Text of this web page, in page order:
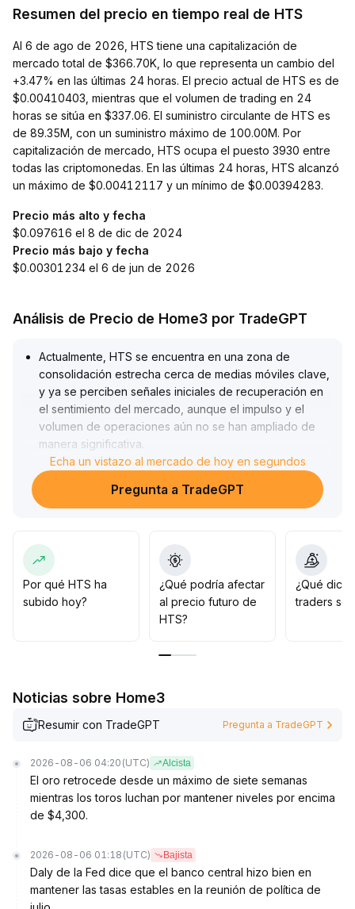
Resumen del precio en tiempo real de HTS
Al 6 de ago de 2026, HTS tiene una capitalización de
mercado total de $366.70K, lo que representa un cambio del
+3.47% en las últimas 24 horas. El precio actual de HTS es de
$0.00410403, mientras que el volumen de trading en 24
horas se sitúa en $337.06. El suministro circulante de HTS es
de 89.35M, con un suministro máximo de 100.00M. Por
capitalización de mercado, HTS ocupa el puesto 3930 entre
todas las criptomonedas. En las últimas 24 horas, HTS alcanzó
un máximo de $0.00412117 y un mínimo de $0.00394283.
Precio más alto y fecha
$0.097616 el 8 de dic de 2024
Precio más bajo y fecha
$0.00301234 el 6 de jun de 2026
Análisis de Precio de Home3 por TradeGPT
Actualmente, HTS se encuentra en una zona de
consolidación estrecha cerca de medias móviles clave,
y ya se perciben señales iniciales de recuperación en
el sentimiento del mercado, aunque el impulso y el
volumen de operaciones aún no se han ampliado de
manera significativa
En el corto plazo, conviene prestar atención al soporte
y la resistencia en el rango de 1
pero antes de que el impulso alcista esté plenamente
confirmado se recomienda mantener posiciones ligeras
y controlar estrictamente el riesgo de retroceso
La estrategia enfatiza seguir la tendencia y realizar
ajustes dinámicos, evitando compras en máximos y
el volumen y el sentimiento del mercado
Echa un vistazo al mercado de hoy en segundos
Pregunta a TradeGPT
Por qué HTS ha
subido hoy?
¿Qué podría afectar
al precio futuro de
HTS?
¿Qué
traders
Noticias sobre Home3
Resumir con TradeGPT Pregunta a TradeGPT
2026-08-06 04:20 (UTC) Alcista
El oro retrocede desde un máximo de siete semanas
mientras los toros luchan por mantener niveles por encima
de $4,300.
2026-08-06 01:18 (UTC) Bajista
Daly de la Fed dice que el banco central hizo bien en
mantener las tasas estables en la reunión de política de